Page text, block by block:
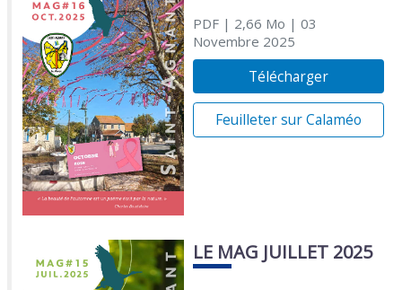
PDF| 2,66 Mo | 03
Novembre 2025
Télécharger
Feuilleter sur Calaméo
LE MAG JUILLET 2025